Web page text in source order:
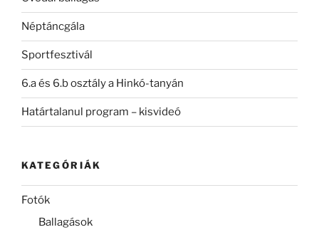
Néptáncgála
Sportfesztivál
6.a és 6.b osztály a Hinkó-tanyán
Határtalanul program – kisvideó
KATEGÓRIÁK
Fotók
Ballagások